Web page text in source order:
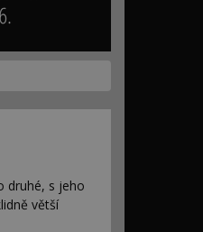
druhé, s jeho
větší